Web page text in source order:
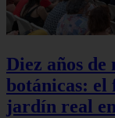
Diez años de
botánicas:
jardín real